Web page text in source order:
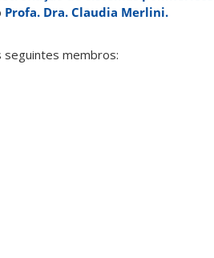
Profa. Dra. Claudia Merlini.
membros: